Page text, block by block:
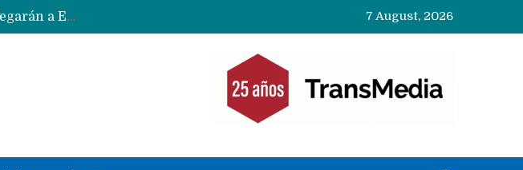
Data Centers de Huawei en Chile, México, Brasil,Perú y Argentina podrían verse afectados por arremetida de EE.UU
Fabricantes suben precios de teléfonos y ganan más dinero en un mercado donde Xiaomi alerta por no mejorar ventas
7 August, 2026